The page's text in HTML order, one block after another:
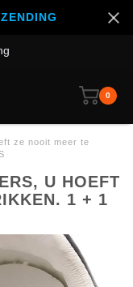
0
ze nooit meer te
U HOEFT
1 + 1